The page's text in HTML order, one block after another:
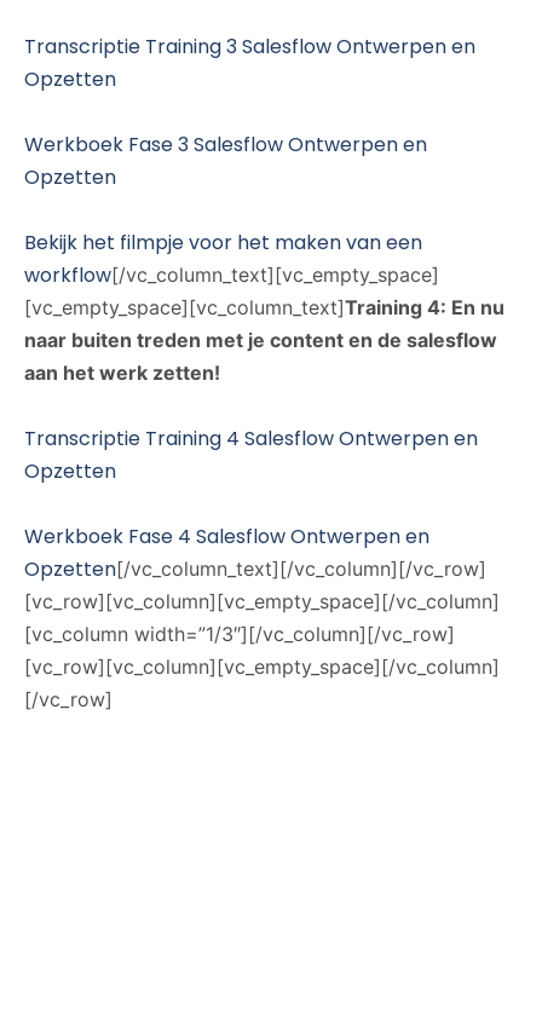
Transcriptie Training 3 Salesflow Ontwerpen en
Opzetten
Werkboek Fase 3 Salesflow Ontwerpen en
Opzetten
Bekijk het filmpje voor het maken van een
workflow[/vc_column_text][vc_empty_space]
[vc_empty_space][vc_column_text]Training 4: En nu
naar buiten treden met je content en de salesflow
aan het werk zetten!
Transcriptie Training 4 Salesflow Ontwerpen en
Opzetten
Werkboek Fase 4 Salesflow Ontwerpen en
Opzetten[/vc_column_text][/vc_column][/vc_row]
[vc_row][vc_column][vc_empty_space][/vc_column]
[vc_column width=”1/3″][/vc_column][/vc_row]
[vc_row][vc_column][vc_empty_space][/vc_column]
[/vc_row]